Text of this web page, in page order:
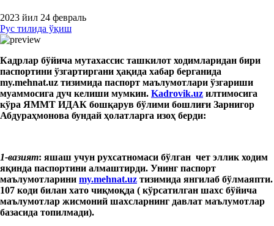
2023 йил 24 февраль
Рус тилида ўқиш
Кадрлар бўйича мутахассис ташкилот ходимларидан бири
паспортини ўзгартиргани ҳақида хабар берганида
my.mehnat.uz тизимида паспорт маълумотлари ўзгариши
муаммосига дуч келиши мумкин. Kadrovik.uz илтимосига
кўра ЯММТ ИДАК бошқарув бўлими бошлиғи Зарнигор
Абдураҳмонова бундай ҳолатларга изоҳ берди:
1-вазият: яшаш учун рухсатномаси бўлган чет эллик ходим
яқинда паспортини алмаштирди. Унинг паспорт
маълумотларини my.mehnat.uz тизимида янгилаб бўлмаяпти.
107 коди билан хато чиқмоқда ( кўрсатилган шахс бўйича
маълумотлар жисмоний шахсларнинг давлат маълумотлар
базасида топилмади).